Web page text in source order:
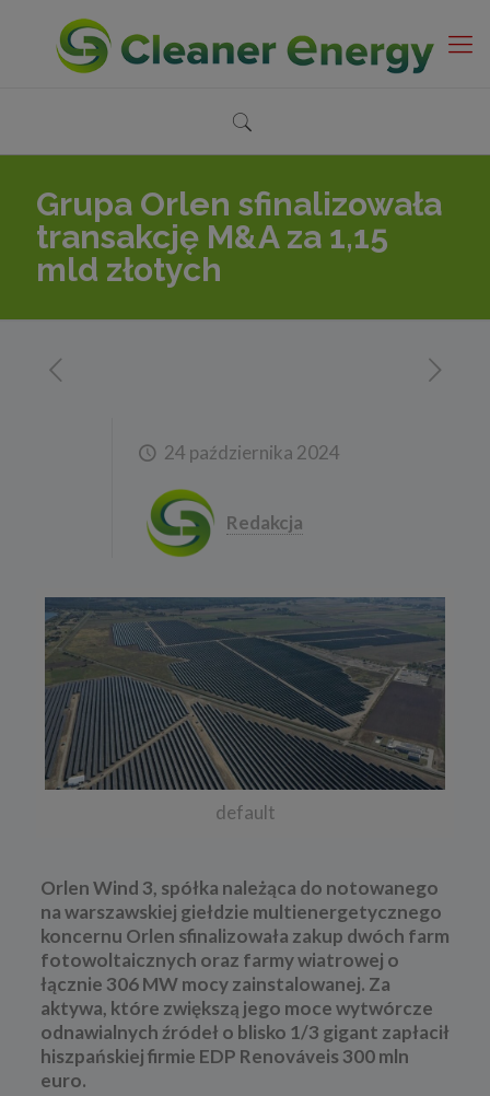
Grupa Orlen sfinalizowała
transakcję M&A za 1,15
mld złotych
24 października 2024
Redakcja
default
Orlen Wind 3, spółka należąca do notowanego
na warszawskiej giełdzie multienergetycznego
koncernu Orlen sfinalizowała zakup dwóch farm
fotowoltaicznych oraz farmy wiatrowej o
łącznie 306 MW mocy zainstalowanej. Za
aktywa, które zwiększą jego moce wytwórcze
odnawialnych źródeł o blisko 1/3 gigant zapłacił
hiszpańskiej firmie EDP Renováveis 300 mln
euro.